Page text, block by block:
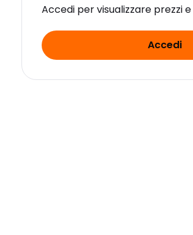
Accedi per visualizzare prezzi
Accedi